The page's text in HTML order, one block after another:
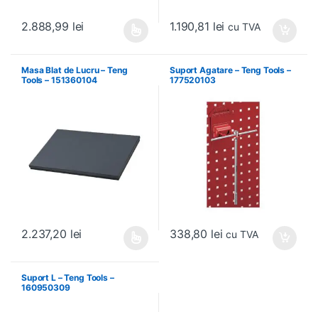
2.888,99 lei 1.190,81 lei cu TVA
Masa Blat de Lucru – Teng
Tools – 151360104
2.237,20 lei
Suport Agatare – Teng Tools –
177520103
338,80 lei cu TVA
Suport L – Teng Tools –
160950309